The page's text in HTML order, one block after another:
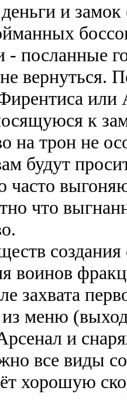
и
посланные
вернуться.
к
на трон не
будут
часто
что
создания
воинов
захвата
из меню
и
все виды
хорошую